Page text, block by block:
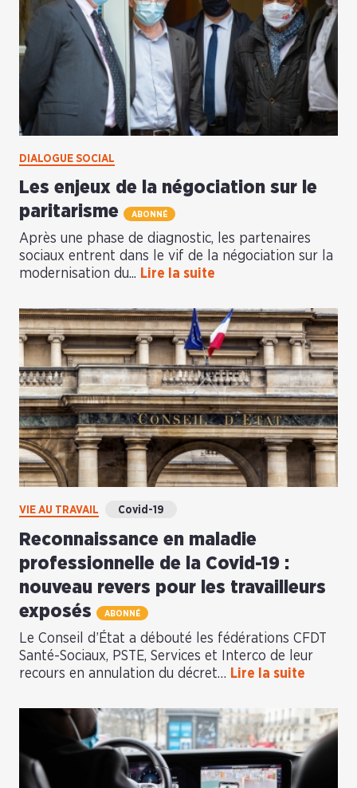
DIALOGUE SOCIAL
Les enjeux de la négociation sur le
paritarisme
ABONNÉ
Après une phase de diagnostic, les partenaires
sociaux entrent dans le vif de la négociation sur la
modernisation du... Lire la suite
VIE AU TRAVAIL Covid-19
Reconnaissance en maladie
professionnelle de la Covid-19 :
nouveau revers pour les travailleurs
exposés
ABONNÉ
Le Conseil d’État a débouté les fédérations CFDT
Santé-Sociaux, PSTE, Services et Interco de leur
recours en annulation du décret… Lire la suite